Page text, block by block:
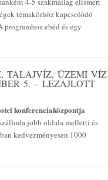
témakörhöz kapcsolódó
ebéd és egy
TALAJVÍZ, ÜZEMI VÍZ
5. – LEZAJLOTT
konferenciaközpontja
jobb oldala melletti és
kedvezményesen 1000